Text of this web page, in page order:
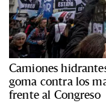
Camiones
goma contra los
frente al Congreso